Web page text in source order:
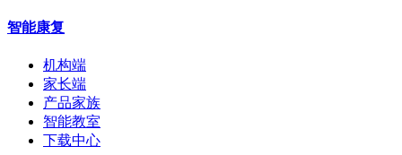
智能康复
机构端
家长端
产品家族
智能教室
下载中心